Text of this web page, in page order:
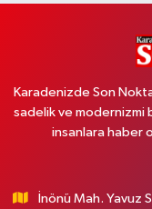
Karadenizde Son
sadelik ve modernizmi
insanlara haber
İnönü Mah. Yavuz